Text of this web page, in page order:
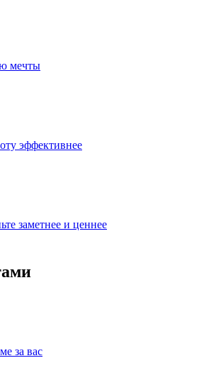
мечты
эффективнее
заметнее и ценнее
за вас